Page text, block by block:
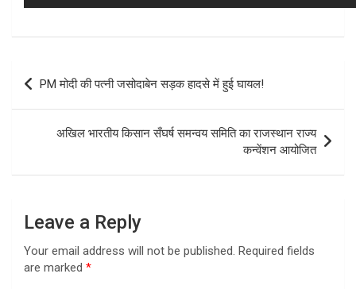
Post
navigation
PM मोदी की पत्नी जसोदाबेन सड़क हादसे में हुई घायल!
अखिल भारतीय किसान सँघर्ष समन्वय समिति का राजस्थान राज्य
कन्वेंशन आयोजित
Leave a Reply
Your email address will not be published. Required fields
are marked *